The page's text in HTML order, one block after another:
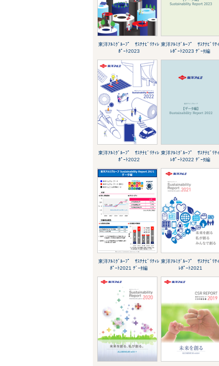
東洋ｱﾙﾐｸﾞﾙｰﾌﾟ ｻｽﾃﾅﾋﾞﾘﾃｨﾚ
ﾎﾟｰﾄ2023
東洋ｱﾙﾐｸﾞﾙｰﾌﾟ ｻｽﾃﾅﾋﾞﾘﾃ
ﾚﾎﾟｰﾄ2023 ﾃﾞｰﾀ編
東洋ｱﾙﾐｸﾞﾙｰﾌﾟ ｻｽﾃﾅﾋﾞﾘﾃｨﾚ
ﾎﾟｰﾄ2022
東洋ｱﾙﾐｸﾞﾙｰﾌﾟ ｻｽﾃﾅﾋﾞﾘﾃ
ﾚﾎﾟｰﾄ2022 ﾃﾞｰﾀ編
東洋ｱﾙﾐｸﾞﾙｰﾌﾟ ｻｽﾃﾅﾋﾞﾘﾃｨﾚ
ﾎﾟｰﾄ2021 ﾃﾞｰﾀ編
東洋ｱﾙﾐｸﾞﾙｰﾌﾟ ｻｽﾃﾅﾋﾞﾘﾃ
ﾚﾎﾟｰﾄ2021